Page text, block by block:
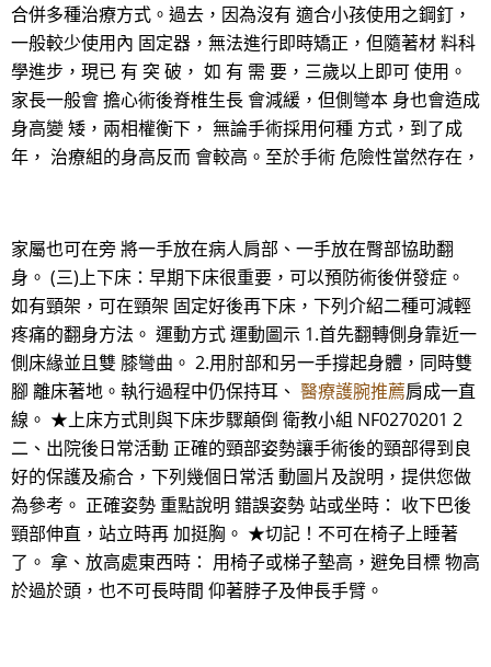
合併多種治療方式。過去，因為沒有 適合小孩使用之鋼釘，
一般較少使用內 固定器，無法進行即時矯正，但隨著材 料科
學進步，現已 有 突 破， 如 有 需 要，三歲以上即可 使用。
家長一般會 擔心術後脊椎生長 會減緩，但側彎本 身也會造成
身高變 矮，兩相權衡下， 無論手術採用何種 方式，到了成
年， 治療組的身高反而 會較高。至於手術 危險性當然存在，
家屬也可在旁 將一手放在病人肩部、一手放在臀部協助翻
身。 (三)上下床：早期下床很重要，可以預防術後併發症。
如有頸架，可在頸架 固定好後再下床，下列介紹二種可減輕
疼痛的翻身方法。 運動方式 運動圖示 1.首先翻轉側身靠近一
側床緣並且雙 膝彎曲。 2.用肘部和另一手撐起身體，同時雙
腳 離床著地。執行過程中仍保持耳、 醫療護腕推薦肩成一直
線。 ★上床方式則與下床步驟顛倒 衛教小組 NF0270201 2
二、出院後日常活動 正確的頸部姿勢讓手術後的頸部得到良
好的保護及瘉合，下列幾個日常活 動圖片及說明，提供您做
為參考。 正確姿勢 重點說明 錯誤姿勢 站或坐時： 收下巴後
頸部伸直，站立時再 加挺胸。 ★切記！不可在椅子上睡著
了。 拿、放高處東西時： 用椅子或梯子墊高，避免目標 物高
於過於頭，也不可長時間 仰著脖子及伸長手臂。